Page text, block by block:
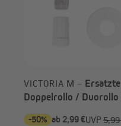
VICTORIA M –
Doppelrollo / Duorollo
-50% ab 2,99 €UVP